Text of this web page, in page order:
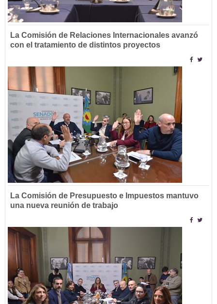
La Comisión de Relaciones Internacionales avanzó
con el tratamiento de distintos proyectos
La Comisión de Presupuesto e Impuestos mantuvo
una nueva reunión de trabajo